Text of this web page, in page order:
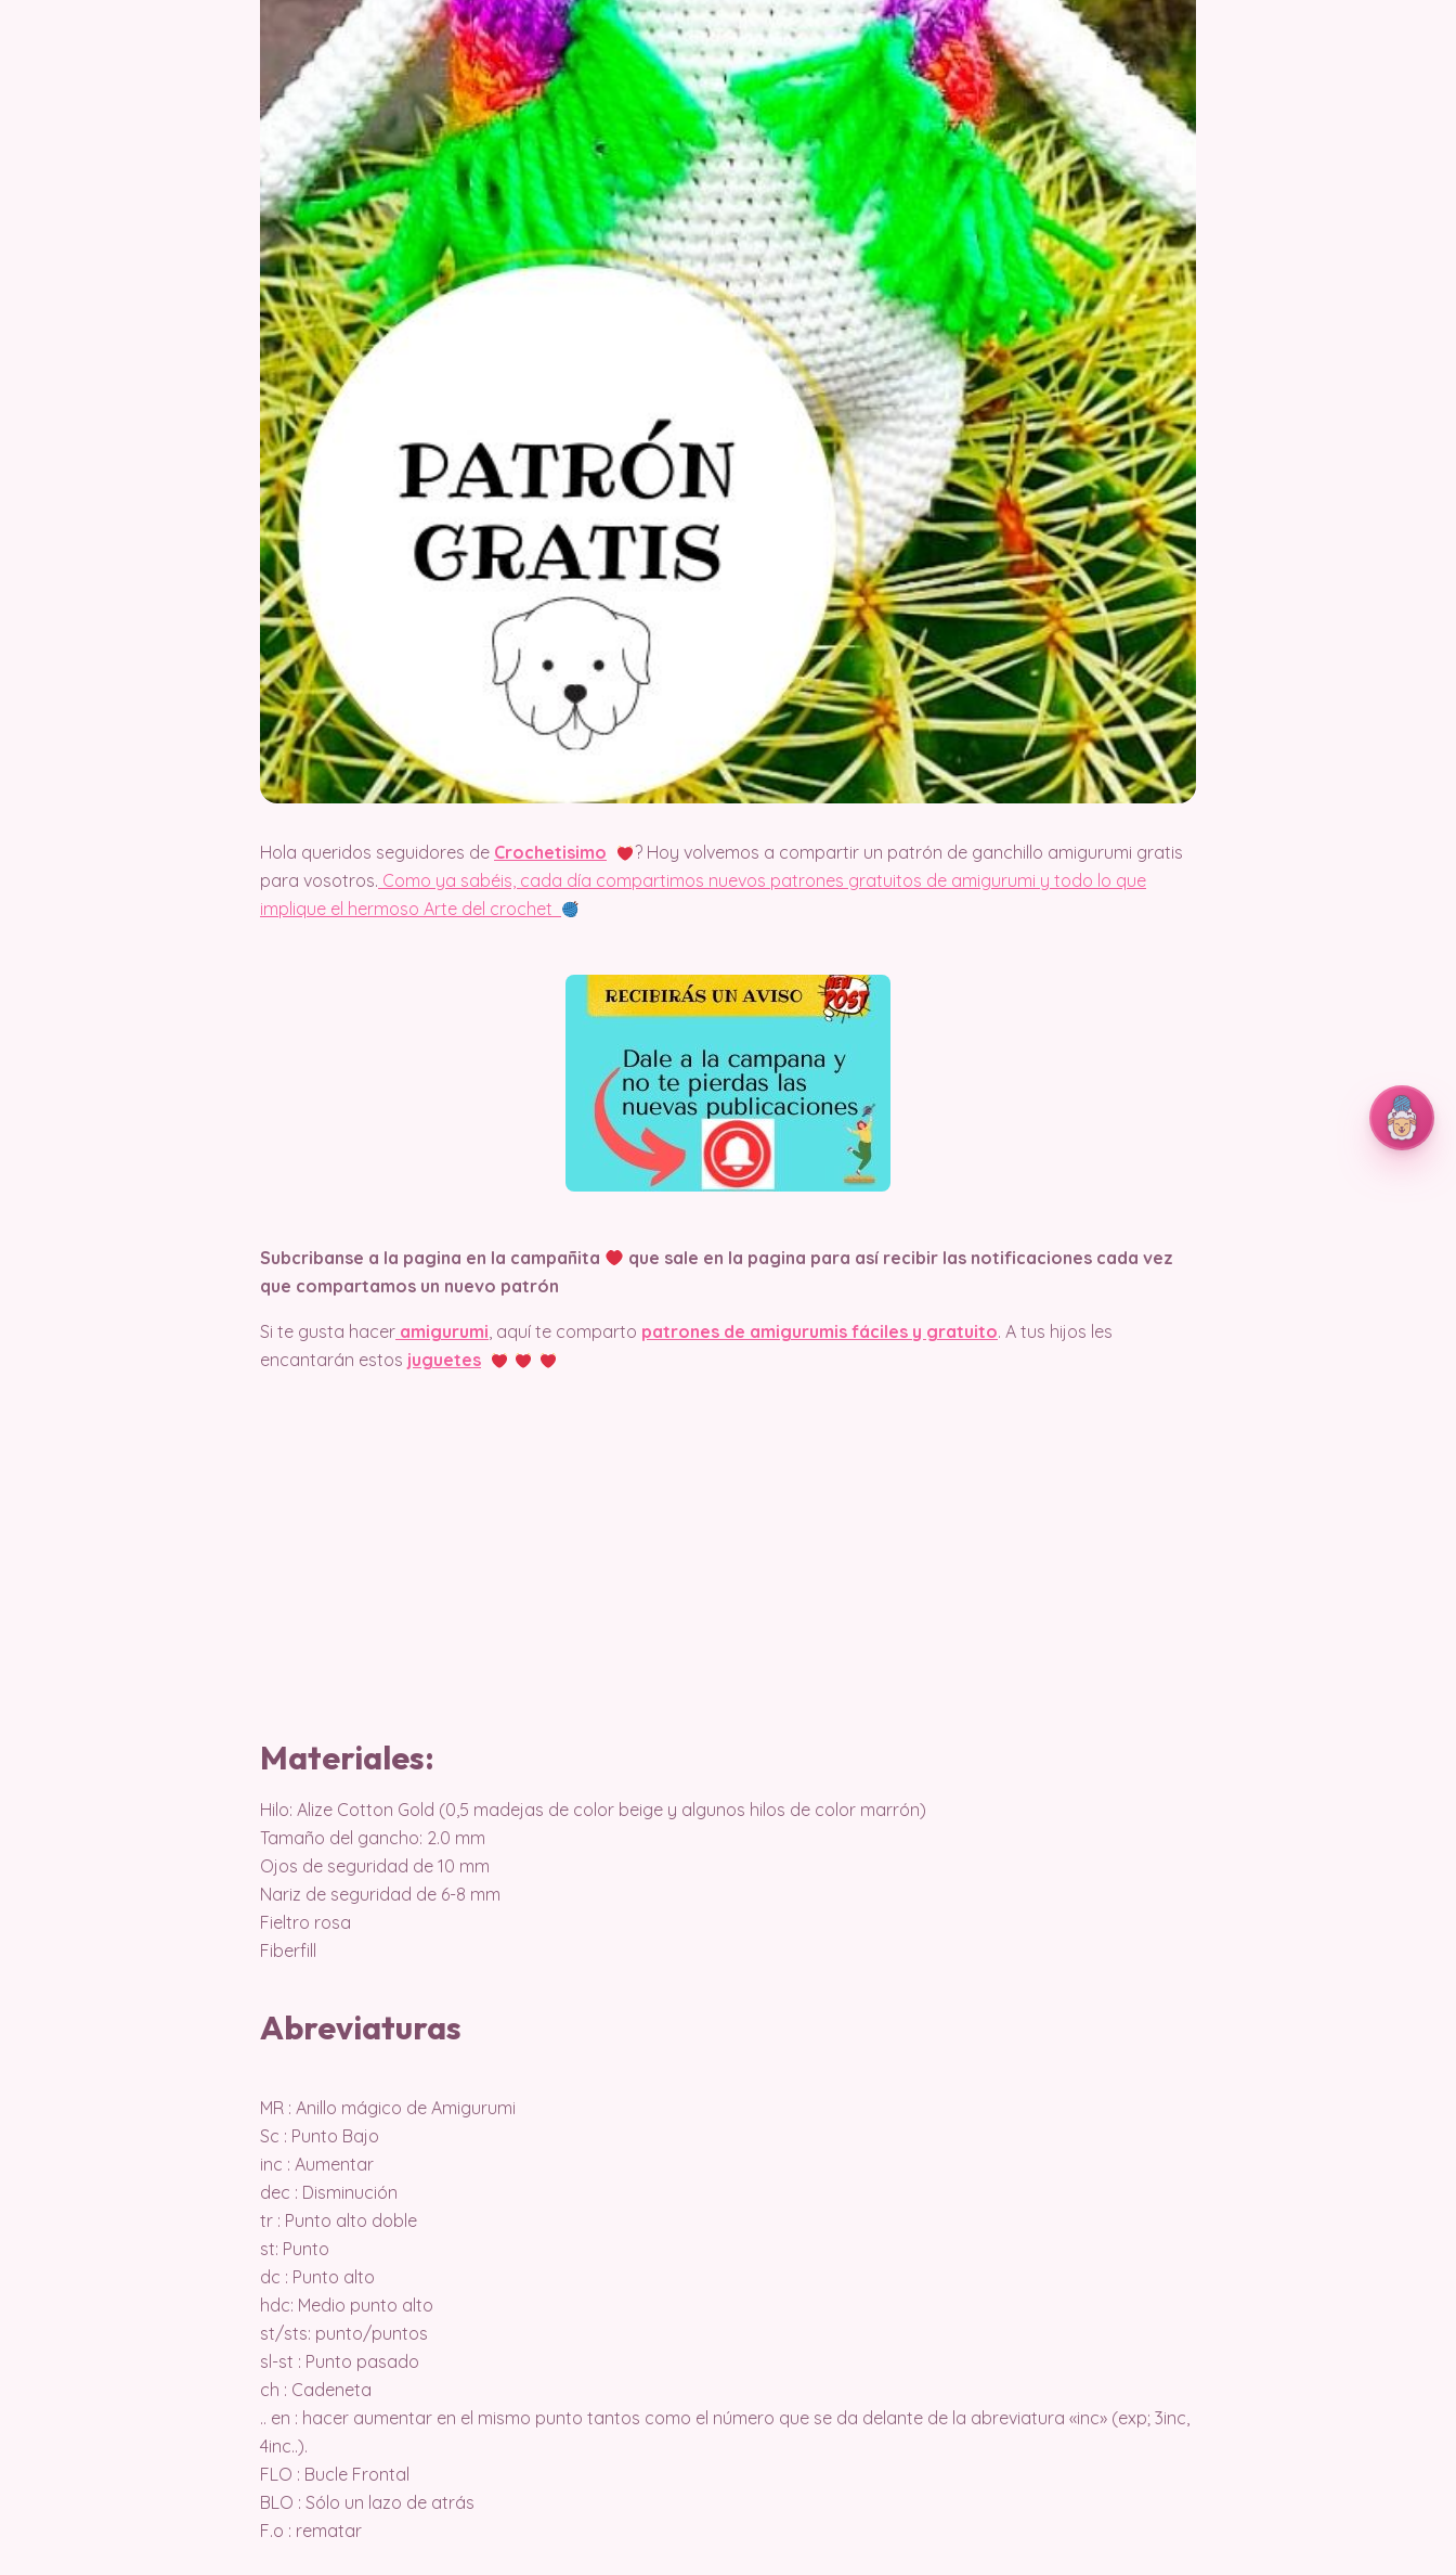
Hola queridos seguidores de Crochetisimo
? Hoy volvemos a compartir un patrón de ganchillo amigurumi gratis
para vosotros. Como ya sabéis, cada día compartimos nuevos patrones gratuitos de amigurumi y todo lo que
implique el hermoso Arte del crochet
Subcribanse a la pagina en la campañita que sale en la pagina para así recibir las notificaciones cada vez
que compartamos un nuevo patrón
Si te gusta hacer amigurumi, aquí te comparto patrones de amigurumis fáciles y gratuito. A tus hijos les
encantarán estos juguetes
Materiales:
Hilo: Alize Cotton Gold (0,5 madejas de color beige y algunos hilos de color marrón)
Tamaño del gancho: 2.0 mm
Ojos de seguridad de 10 mm
Nariz de seguridad de 6-8 mm
Fieltro rosa
Fiberfill
Abreviaturas
MR : Anillo mágico de Amigurumi
Sc : Punto Bajo
inc : Aumentar
dec : Disminución
tr : Punto alto doble
st: Punto
dc : Punto alto
hdc: Medio punto alto
st/sts: punto/puntos
sl-st : Punto pasado
ch : Cadeneta
.. en : hacer aumentar en el mismo punto tantos como el número que se da delante de la abreviatura «inc» (exp; 3inc,
4inc..).
FLO : Bucle Frontal
BLO : Sólo un lazo de atrás
F.o : rematar